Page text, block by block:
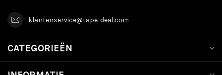
klantenservice@tape-deal.com
CATEGORIEËN